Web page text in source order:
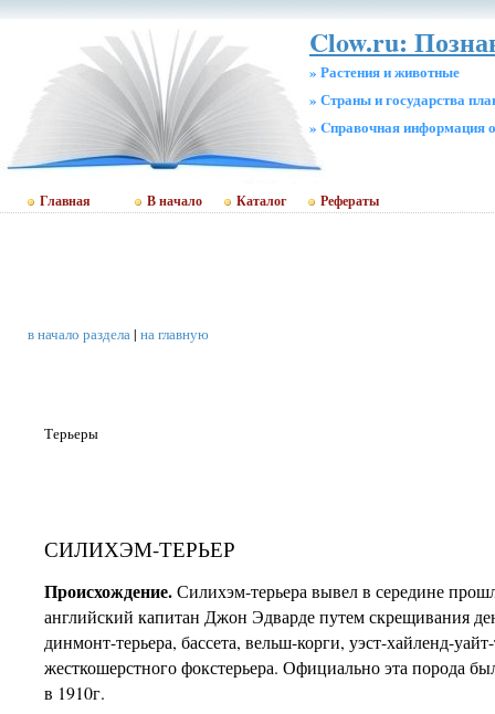
Clow.ru:
» Растения и животные
» Страны и государства
» Cправочная информация
Главная В начало Каталог Рефераты
в начало раздела| на главную
Терьеры
СИЛИХЭМ-ТЕРЬЕР
Происхождение.Силихэм-терьера вывел в середине
английский капитан Джон Эдварде путем скрещивания
динмонт-терьера, бассета, вельш-корги, уэст-хайленд-
жесткошерстного фокстерьера. Официально эта порода
в 1910г.